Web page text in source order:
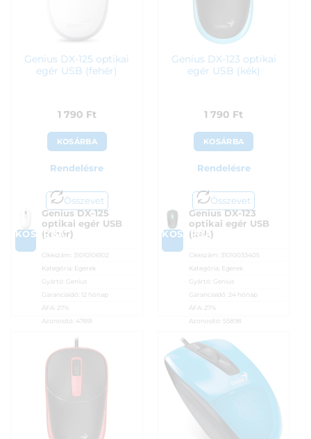
Genius DX-125 optikai
egér USB (fehér)
1 790 Ft
KOSÁRBA
Rendelésre
Összevet
KOSÁRBA
Genius DX-125
optikai egér USB
(fehér)
Cikkszám:
31010106102
Kategória: Egerek
Gyártó: Genius
Garanciaidő: 12 hónap
ÁFA:
27%
Azonosító: 47691
Genius DX-123 optikai
egér USB (kék)
1 790 Ft
KOSÁRBA
Rendelésre
Összevet
KOSÁRBA
Genius DX-123
optikai egér USB
(kék)
Cikkszám:
31010033405
Kategória: Egerek
Gyártó: Genius
Garanciaidő:
24 hónap
ÁFA:
27%
Azonosító: 55898
1 790Ft